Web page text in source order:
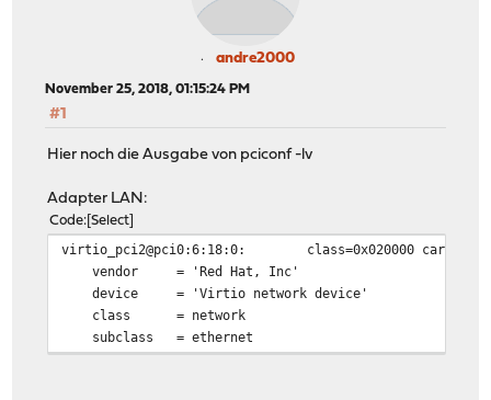
andre2000
November 25, 2018, 01:15:24 PM
#1
Hier noch die Ausgabe von pciconf -lv
Adapter LAN:
Code Select
virtio_pci2@pci0:6:18:0:
class=0x020000
vendor = 'Red Hat, Inc'
device = 'Virtio network device'
class = network
subclass = ethernet